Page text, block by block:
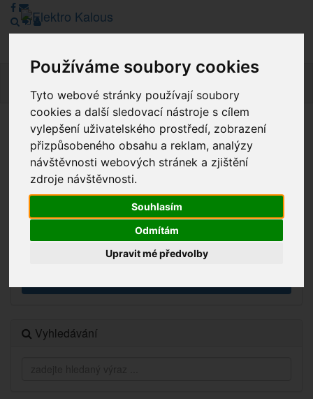
Používáme soubory cookies
Tyto webové stránky používají soubory
cookies a další sledovací nástroje s cílem
vylepšení uživatelského prostředí, zobrazení
přizpůsobeného obsahu a reklam, analýzy
návštěvnosti webových stránek a zjištění
zdroje návštěvnosti.
Souhlasím
Odmítám
Upravit mé předvolby
Vážení zákazníci, v tuto chvíli je Náš internetový obchod v
režimu Katalogu. Objednávky on-line nyní nelze vyřídit.
Děkujeme za pochopení.
Výprodej
Vyhledávání